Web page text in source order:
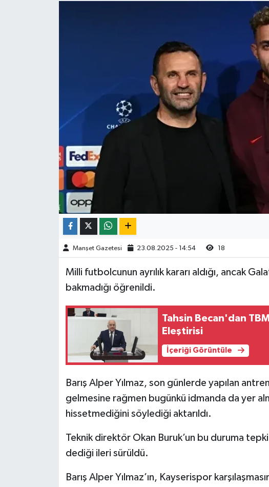
Manşet Gazetesi 23.08.2025 - 14:54 18
Milli futbolcunun ayrılık kararı aldığı, ancak
bakmadığı öğrenildi.
Tahsin Becan'dan
Eleştirisi
İçeriği Görüntüle
Barış Alper Yılmaz, son günlerde yapılan
gelmesine rağmen bugünkü idmanda da yer
hissetmediğini söylediği aktarıldı.
Teknik direktör Okan Buruk’un bu duruma
dediği ileri sürüldü.
Barış Alper Yılmaz’ın, Kayserispor